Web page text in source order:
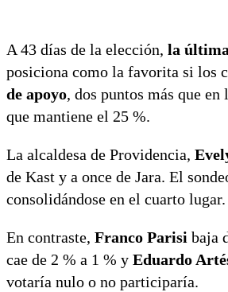
A 43 días de la elección, la
posiciona como la favorita si los
de apoyo, dos puntos más que
que mantiene el 25 %.
La alcaldesa de Providencia,
de Kast y a once de Jara. El
consolidándose en el cuarto lugar.
En contraste, Franco Parisi baja
cae de 2 % a 1 % y Eduardo
votaría nulo o no participaría.